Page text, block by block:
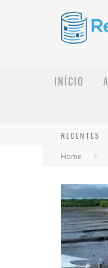
INÍCIO
RECENTES
Home